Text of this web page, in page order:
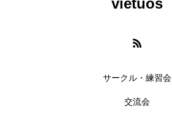
vietuos
サークル・練習会
交流会